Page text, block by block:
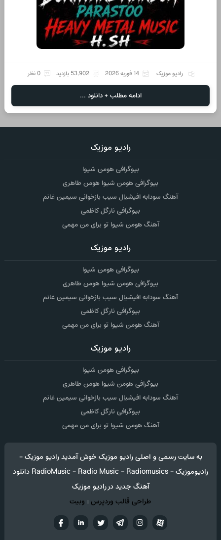
رادیو موزیک 14 فوریه 2026 53,902 بازدید 0 نظر
ادامه مطلب + دانلود ...
رادیو موزیک
بیوگرافی هومن شیوا
بیوگرافی هومن شیوا هومن طاهری
آهنگ سودابه افیشیال سیب بازخوانی سیمین غانم
بیوگرافی نارگل کاظمی
آهنگ هومن شیوا تو برای من مهمی
رادیو موزیک
بیوگرافی هومن شیوا
بیوگرافی هومن شیوا هومن طاهری
آهنگ سودابه افیشیال سیب بازخوانی سیمین غانم
بیوگرافی نارگل کاظمی
آهنگ هومن شیوا تو برای من مهمی
رادیو موزیک
بیوگرافی هومن شیوا
بیوگرافی هومن شیوا هومن طاهری
آهنگ سودابه افیشیال سیب بازخوانی سیمین غانم
بیوگرافی نارگل کاظمی
آهنگ هومن شیوا تو برای من مهمی
به سایت رسمی و اصلی رادیو موزیک خوش آمدید رادیو موزیک -
رادیوموزیک - RadioMusic - Radio Music - Radiomusics دانلود
آهنگ جدید در رادیو موزیک
طراحی قالب وردپرس: وبیت
تويترتلگراماینستاگرام آپارات